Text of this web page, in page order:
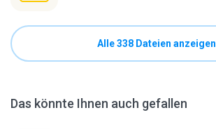
Alle 338 Dateien anzeigen
Das könnte Ihnen auch gefallen